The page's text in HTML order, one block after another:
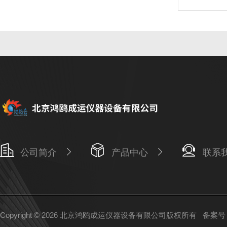
公司简介 产品中心 联系
Copyright © 2026 北京鸿鸥成运仪器设备有限公司版权所有 备案号